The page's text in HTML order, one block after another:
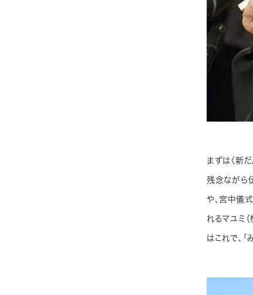
まずは〈新
残念ながら
や、宮中儀
れるマユミ
はこれで、「